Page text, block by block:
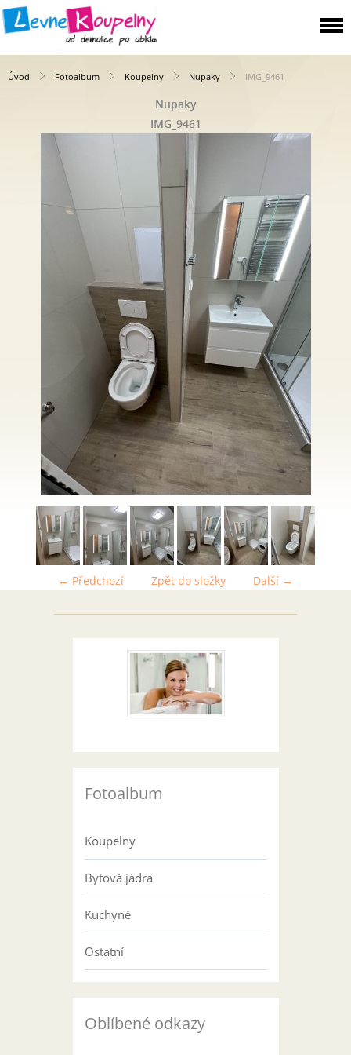
Úvod Fotoalbum Koupelny Nupaky IMG_9461
Nupaky
IMG_9461
← Předchozí Další →
Zpět do složky
Fotoalbum
Koupelny
Bytová jádra
Kuchyně
Ostatní
Oblíbené odkazy